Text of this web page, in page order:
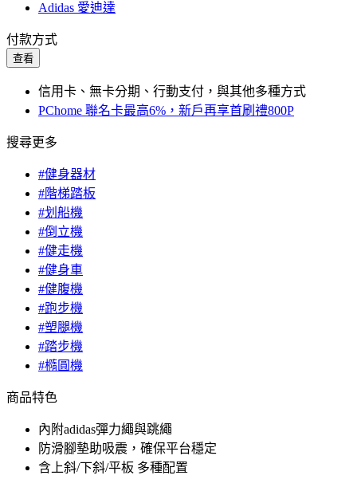
Adidas 愛迪達
付款方式
查看
信用卡、無卡分期、行動支付，與其他多種方式
PChome 聯名卡最高6%，新戶再享首刷禮800P
搜尋更多
#健身器材
#階梯踏板
#划船機
#倒立機
#健走機
#健身車
#健腹機
#跑步機
#塑腿機
#踏步機
#橢圓機
商品特色
內附adidas彈力繩與跳繩
防滑腳墊助吸震，確保平台穩定
含上斜/下斜/平板 多種配置